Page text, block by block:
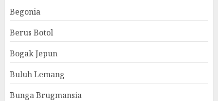
Begonia
Berus Botol
Bogak Jepun
Buluh Lemang
Bunga Brugmansia